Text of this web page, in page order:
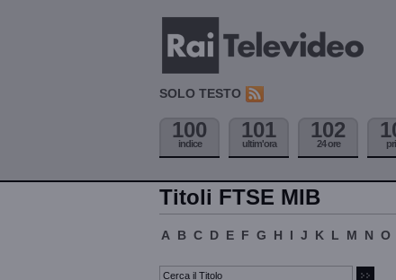
SOLO TESTO
100
indice
101
ultim'ora
102
24 ore
Titoli FTSE MIB
A B C D E F G H I J K L M N O